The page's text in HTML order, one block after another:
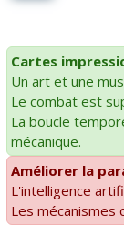
Cartes
Un art et une
Le combat est
La boucle
mécanique.
Améliorer la
L'intelligence
Les mécanismes